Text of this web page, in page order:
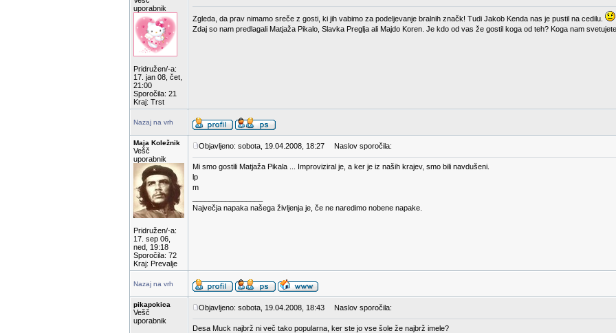
uporabnik
Pridružen/-a:
17. jan 08, čet,
21:00
Sporočila: 21
Kraj: Trst
Zgleda, da prav nimamo sreče z gosti, ki jih vabimo za podeljevanje bralnih značk! Tudi Jakob Kenda nas je pustil na cedilu.
Zdaj so nam predlagali Matjaža Pikalo, Slavka Preglja ali Majdo Koren. Je kdo od vas že gostil koga od teh? Koga nam
Nazaj na vrh
Maja Koležnik
Vešč
uporabnik
Pridružen/-a:
17. sep 06,
ned, 19:18
Sporočila: 72
Kraj: Prevalje
Objavljeno: sobota, 19.04.2008, 18:27 Naslov sporočila:
Mi smo gostili Matjaža Pikala ... Improviziral je, a ker je iz naših krajev, smo bili navdušeni.
lp
m
Največja napaka našega življenja je, če ne naredimo nobene napake.
Nazaj na vrh
pikapokica
Vešč
uporabnik
Objavljeno: sobota, 19.04.2008, 18:43 Naslov sporočila:
Desa Muck najbrž ni več tako popularna, ker ste jo vse šole že najbrž imele?